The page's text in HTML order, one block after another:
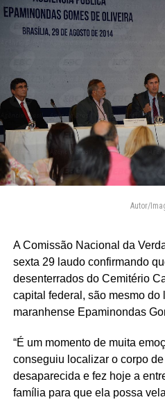
Autor/
A Comissão Nacional da
sexta 29 laudo confirmando
desenterrados do Cemitério
capital federal, são mesmo do
maranhense Epaminondas
“É um momento de muita
conseguiu localizar o corpo
desaparecida e fez hoje a
família para que ela possa